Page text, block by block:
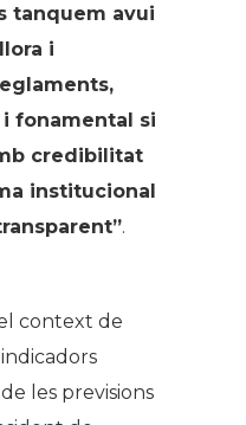
tanquem avui
i
fonamental si
credibilitat
institucional
.
context de
les previsions